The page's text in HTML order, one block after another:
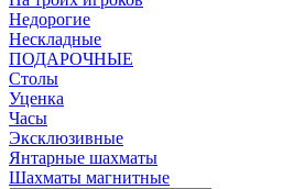
Недорогие
Нескладные
ПОДАРОЧНЫЕ
Столы
Уценка
Часы
Эксклюзивные
Янтарные шахматы
Шахматы магнитные